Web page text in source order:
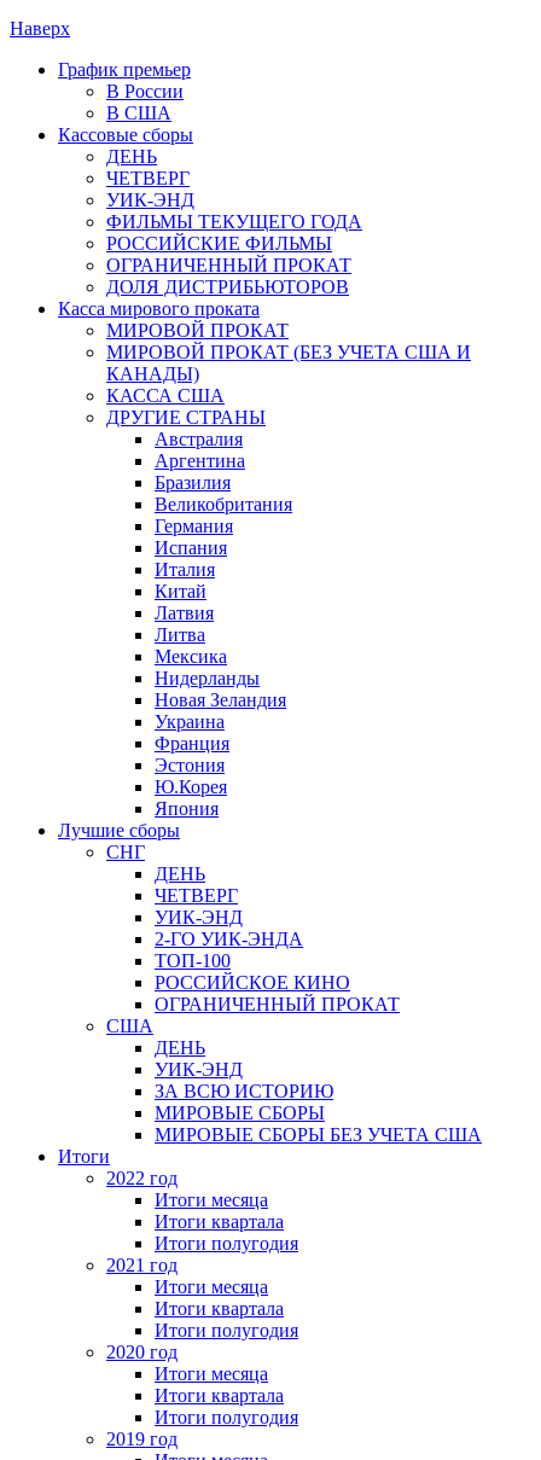
Наверх
График премьер
В России
В США
Кассовые сборы
ДЕНЬ
ЧЕТВЕРГ
УИК-ЭНД
ФИЛЬМЫ ТЕКУЩЕГО ГОДА
РОССИЙСКИЕ ФИЛЬМЫ
ОГРАНИЧЕННЫЙ ПРОКАТ
ДОЛЯ ДИСТРИБЬЮТОРОВ
Касса мирового проката
МИРОВОЙ ПРОКАТ
МИРОВОЙ ПРОКАТ (БЕЗ УЧЕТА США И
КАНАДЫ)
КАССА США
ДРУГИЕ СТРАНЫ
Австралия
Аргентина
Бразилия
Великобритания
Германия
Испания
Италия
Китай
Латвия
Литва
Мексика
Нидерланды
Новая Зеландия
Украина
Франция
Эстония
Ю.Корея
Япония
Лучшие сборы
СНГ
ДЕНЬ
ЧЕТВЕРГ
УИК-ЭНД
2-ГО УИК-ЭНДА
ТОП-100
РОССИЙСКОЕ КИНО
ОГРАНИЧЕННЫЙ ПРОКАТ
США
ДЕНЬ
УИК-ЭНД
ЗА ВСЮ ИСТОРИЮ
МИРОВЫЕ СБОРЫ
МИРОВЫЕ СБОРЫ БЕЗ УЧЕТА США
Итоги
2022 год
Итоги месяца
Итоги квартала
Итоги полугодия
2021 год
Итоги месяца
Итоги квартала
Итоги полугодия
2020 год
Итоги месяца
Итоги квартала
Итоги полугодия
2019 год